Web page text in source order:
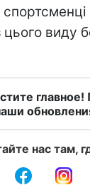
виду
нас там,